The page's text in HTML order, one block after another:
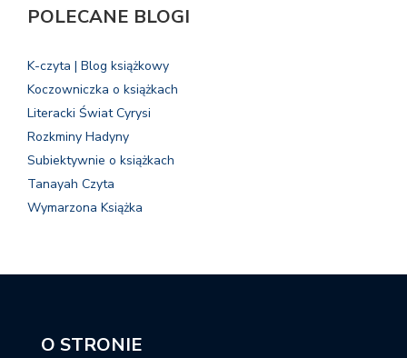
POLECANE BLOGI
K-czyta | Blog książkowy
Koczowniczka o książkach
Literacki Świat Cyrysi
Rozkminy Hadyny
Subiektywnie o książkach
Tanayah Czyta
Wymarzona Książka
O STRONIE